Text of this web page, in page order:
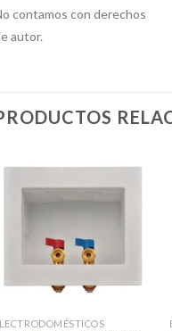
contamos con derechos
autor.